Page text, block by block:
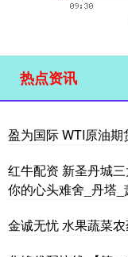
热点资讯
盈为国际 WTI原油
红牛配资 新圣丹城
你的心头难舍_丹塔
金诚无忧 水果蔬菜